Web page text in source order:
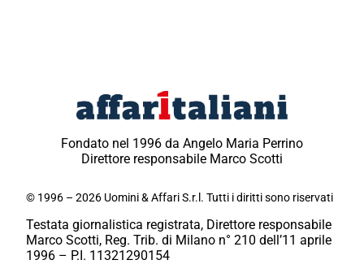
Fondato nel 1996 da Angelo Maria Perrino
Direttore responsabile Marco Scotti
© 1996 – 2026 Uomini & Affari S.r.l. Tutti i diritti sono riservati
Testata giornalistica registrata, Direttore responsabile
Marco Scotti, Reg. Trib. di Milano n° 210 dell’11 aprile
1996 – P.I. 11321290154